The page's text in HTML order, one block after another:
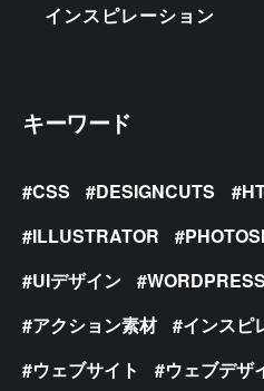
インスピレーション
キーワード
CSS DESIGNCUTS
ILLUSTRATOR
UIデザイン
WORDPRESS
アクション素材
インスピ
ウェブサイト
ウェブデザ